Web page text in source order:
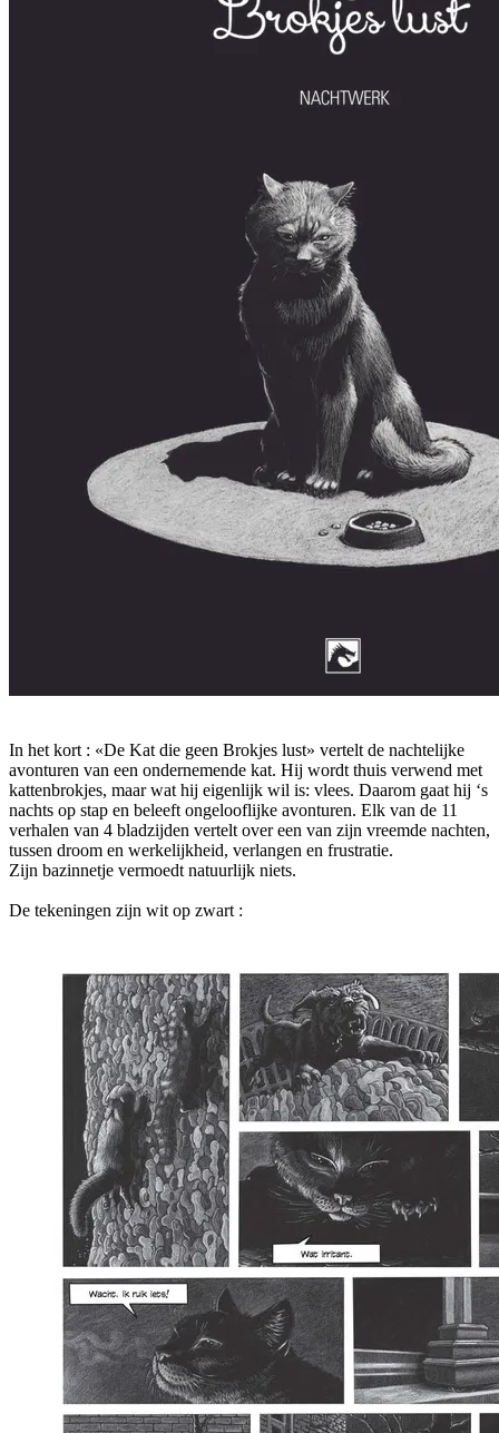
In het kort : «De Kat die geen Brokjes lust» vertelt de nachtelijke
avonturen van een ondernemende kat. Hij wordt thuis verwend met
kattenbrokjes, maar wat hij eigenlijk wil is: vlees. Daarom gaat hij ‘s
nachts op stap en beleeft ongelooflijke avonturen. Elk van de 11
verhalen van 4 bladzijden vertelt over een van zijn vreemde nachten,
tussen droom en werkelijkheid, verlangen en frustratie.
Zijn bazinnetje vermoedt natuurlijk niets.
De tekeningen zijn wit op zwart :